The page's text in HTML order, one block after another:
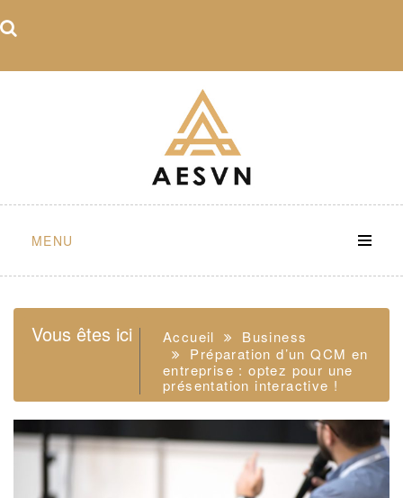
to
MENU
Vous êtes ici Accueil
Business
Préparation d’un QCM en
entreprise : optez pour une
présentation interactive !